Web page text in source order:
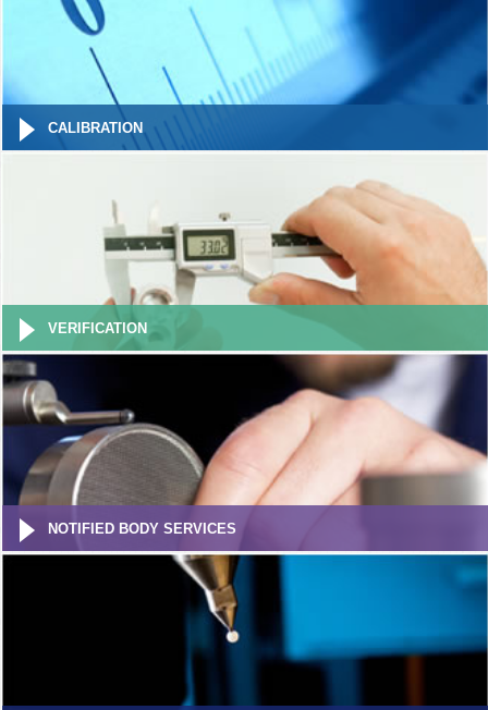
CALIBRATION
VERIFICATION
NOTIFIED BODY SERVICES